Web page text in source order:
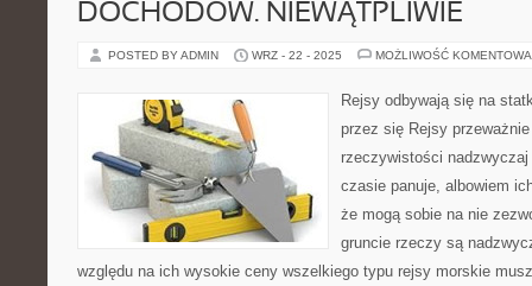
DOCHODÓW. NIEWĄTPLIWIE
POSTED BY ADMIN WRZ - 22 - 2025 MOŻLIWOŚĆ
Rejsy odbywają się na
przez się Rejsy
rzeczywistości
czasie panuje, albowiem
że mogą sobie na nie
gruncie rzeczy są
względu na ich wysokie ceny wszelkiego typu rejsy morskie